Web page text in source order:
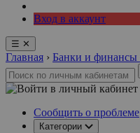
Вход в аккаунт
☰ ✕
Главная › Банки и финансы
Сообщить о проблеме
Категории